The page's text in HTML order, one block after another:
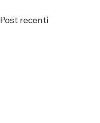
Post recenti